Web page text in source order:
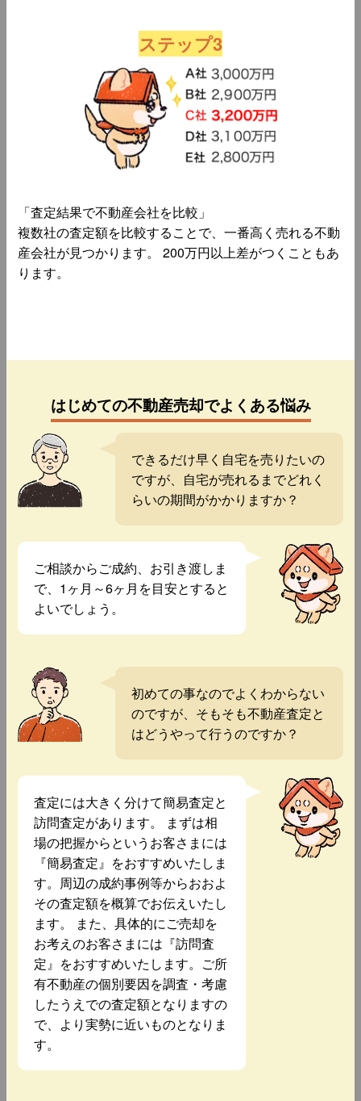
ステップ3
「査定結果で不動産会社を比較」
複数社の査定額を比較することで、一番高く売れる不動
産会社が見つかります。 200万円以上差がつくこともあ
ります。
はじめての不動産売却でよくある悩み
できるだけ早く自宅を売りたいの
ですが、自宅が売れるまでどれく
らいの期間がかかりますか？
ご相談からご成約、お引き渡しま
で、1ヶ月～6ヶ月を目安とすると
よいでしょう。
初めての事なのでよくわからない
のですが、そもそも不動産査定と
はどうやって行うのですか？
査定には大きく分けて簡易査定と
訪問査定があります。 まずは相
場の把握からというお客さまには
『簡易査定』をおすすめいたしま
す。周辺の成約事例等からおおよ
その査定額を概算でお伝えいたし
ます。 また、具体的にご売却を
お考えのお客さまには『訪問査
定』をおすすめいたします。ご所
有不動産の個別要因を調査・考慮
したうえでの査定額となりますの
で、より実勢に近いものとなりま
す。